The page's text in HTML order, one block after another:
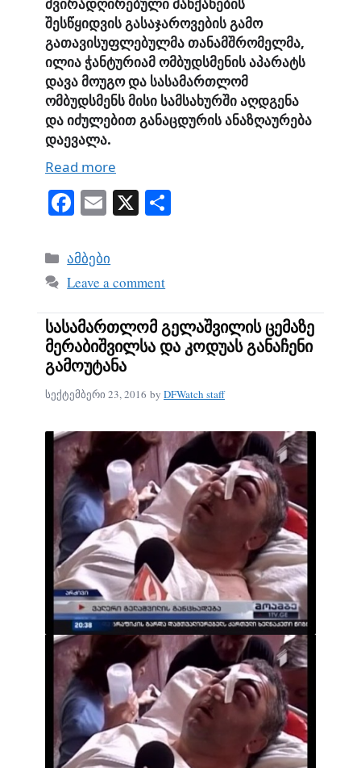
ძვირადღირებული მანქანების
შესწყიდვის გასაჯაროვების გამო
გათავისუფლებულმა თანამშრომელმა,
ილია ჭანტურიამ ომბუდსმენის აპარატს
დავა მოუგო და სასამართლომ
ომბუდსმენს მისი სამსახურში აღდგენა
და იძულებით განაცდურის ანაზღაურება
დაევალა.
Read more
Fa
bo
ok
E
ail
X
Categories
ამბები
Leave a comment
სასამართლომ გელაშვილის ცემაზე
მერაბიშვილსა და კოდუას განაჩენი
გამოუტანა
სექტემბერი 23, 2016 by DFWatch staff